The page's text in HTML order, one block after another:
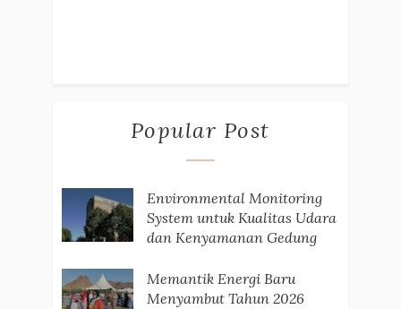
Popular Post
Environmental Monitoring
System untuk Kualitas Udara
dan Kenyamanan Gedung
Memantik Energi Baru
Menyambut Tahun 2026